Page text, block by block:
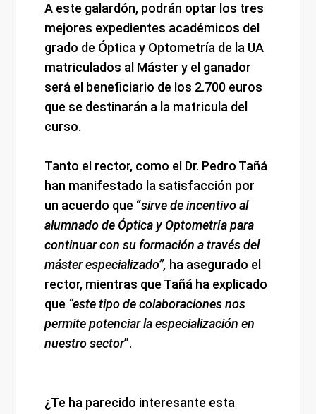
A este galardón, podrán optar los tres
mejores expedientes académicos del
grado de Óptica y Optometría de la UA
matriculados al Máster y el ganador
será el beneficiario de los 2.700 euros
que se destinarán a la matricula del
curso.
Tanto el rector, como el Dr. Pedro Tañá
han manifestado la satisfacción por
un acuerdo que “sirve de incentivo al
alumnado de Óptica y Optometría para
continuar con su formación a través del
máster especializado”, ha asegurado el
rector, mientras que Tañá ha explicado
que “este tipo de colaboraciones nos
permite potenciar la especialización en
nuestro sector”.
¿Te ha parecido interesante esta